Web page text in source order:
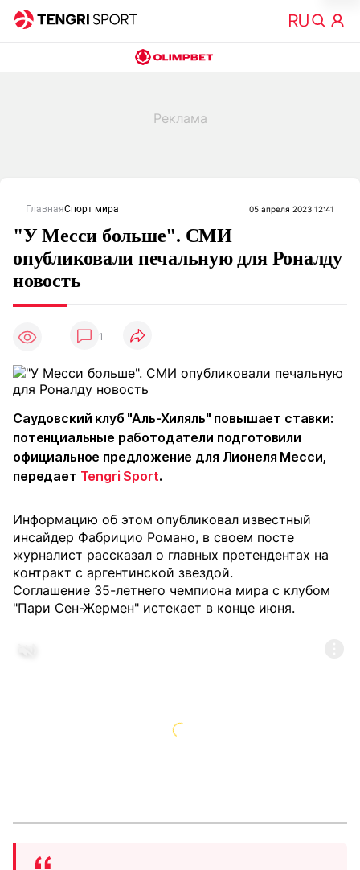
ГлавнаяСпорт мира 05 апреля 2023 12:41
"У Месси больше". СМИ
опубликовали печальную для Роналду
новость
1
Саудовский клуб "Аль-Хиляль" повышает ставки:
потенциальные работодатели подготовили
официальное предложение для Лионеля Месси,
передает Tengri Sport.
Информацию об этом опубликовал известный
инсайдер Фабрицио Романо, в своем посте
журналист рассказал о главных претендентах на
контракт с аргентинской звездой.
Соглашение 35-летнего чемпиона мира с клубом
"Пари Сен-Жермен" истекает в конце июня.